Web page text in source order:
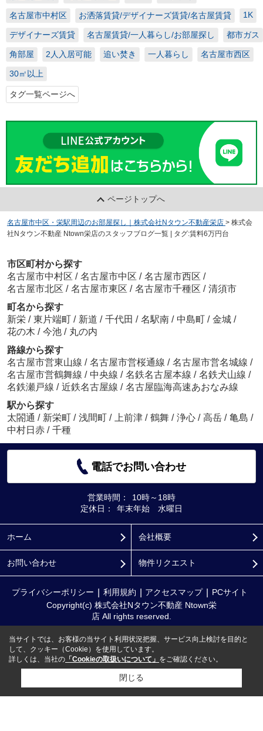
名古屋市中村区 お洒落賃貸/デザイナーズ賃貸/名古屋賃貸 1K
デザイナーズ賃貸 名古屋賃貸/一人暮らし/お部屋探し 都市ガス
角部屋 2人入居可能 追い焚き 一人暮らし 名古屋市西区
30㎡以上
タグ一覧ページへ
ページトップへ
名古屋市中区・栄駅周辺のお部屋探し｜株式会社Nタウン不動産栄店 > 株式会
社Nタウン不動産 Ntown栄店のスタッフブログ一覧 | タグ:賃料6万円台
市区町村から探す
名古屋市中村区 / 名古屋市中区 / 名古屋市西区 /
名古屋市北区 / 名古屋市東区 / 名古屋市千種区 / 清須市
町名から探す
新栄 / 東片端町 / 新道 / 千代田 / 名駅南 / 中島町 / 金城 /
花の木 / 今池 / 丸の内
路線から探す
名古屋市営東山線 / 名古屋市営桜通線 / 名古屋市営名城線 /
名古屋市営鶴舞線 / 中央線 / 名鉄名古屋本線 / 名鉄犬山線 /
名鉄瀬戸線 / 近鉄名古屋線 / 名古屋臨海高速あおなみ線
駅から探す
太閤通 / 新栄町 / 浅間町 / 上前津 / 鶴舞 / 浄心 / 高岳 / 亀島 /
中村日赤 / 千種
電話でお問い合わせ
営業時間：
10時～18時
定休日：
年末年始 水曜日
ホーム 会社概要
お問い合わせ 物件リクエスト
プライバシーポリシー 利用規約 アクセスマップ
PCサイト
Copyright(c) 株式会社Nタウン不動産 Ntown栄
店 All rights reserved.
当サイトでは、お客様の当サイト利用状況把握、サービス向上検討を目的と
して、クッキー（Cookie）を使用しています。
詳しくは、当社の 「Cookieの取扱いについて」 をご確認ください。
閉じる